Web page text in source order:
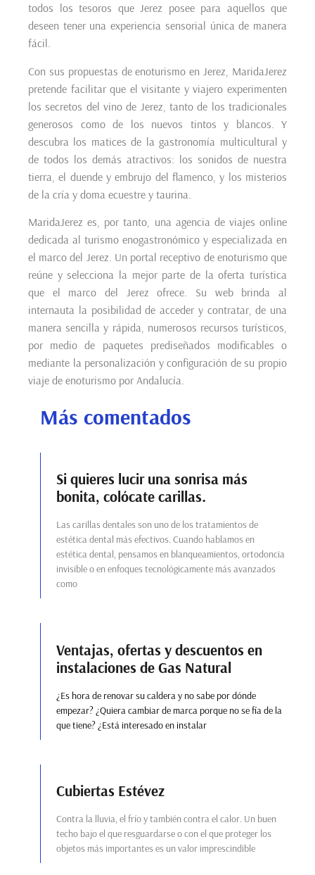
todos los tesoros que Jerez posee para aquellos que
deseen tener una experiencia sensorial única de manera
fácil.
Con sus propuestas de enoturismo en Jerez, MaridaJerez
pretende facilitar que el visitante y viajero experimenten
los secretos del vino de Jerez, tanto de los tradicionales
generosos como de los nuevos tintos y blancos. Y
descubra los matices de la gastronomía multicultural y
de todos los demás atractivos: los sonidos de nuestra
tierra, el duende y embrujo del flamenco, y los misterios
de la cría y doma ecuestre y taurina.
MaridaJerez es, por tanto, una agencia de viajes online
dedicada al turismo enogastronómico y especializada en
el marco del Jerez. Un portal receptivo de enoturismo que
reúne y selecciona la mejor parte de la oferta turística
que el marco del Jerez ofrece. Su web brinda al
internauta la posibilidad de acceder y contratar, de una
manera sencilla y rápida, numerosos recursos turísticos,
por medio de paquetes prediseñados modificables o
mediante la personalización y configuración de su propio
viaje de enoturismo por Andalucía.
Más comentados
Si quieres lucir una sonrisa más
bonita, colócate carillas.
Las carillas dentales son uno de los tratamientos de
estética dental más efectivos. Cuando hablamos en
estética dental, pensamos en blanqueamientos, ortodoncia
invisible o en enfoques tecnológicamente más avanzados
como
Ventajas, ofertas y descuentos en
instalaciones de Gas Natural
¿Es hora de renovar su caldera y no sabe por dónde
empezar? ¿Quiera cambiar de marca porque no se fía de la
que tiene? ¿Está interesado en instalar
Cubiertas Estévez
Contra la lluvia, el frío y también contra el calor. Un buen
techo bajo el que resguardarse o con el que proteger los
objetos más importantes es un valor imprescindible